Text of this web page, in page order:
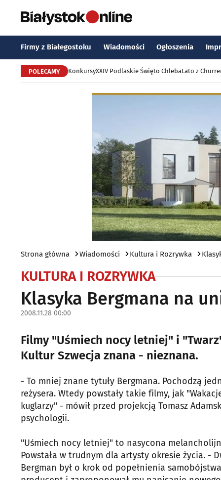
Firmy z Białegostoku Wiadomości Ogłoszenia
POLECAMY KonkursyXXIV Podlaskie Święto ChlebaLato z
Strona główna Wiadomości Kultura i Rozrywka
KULTURA I ROZRYWKA
Klasyka Bergmana na
2008.11.28 00:00
Filmy "Uśmiech nocy letniej" i
Kultur Szwecja znana - nieznana.
- To mniej znane tytuły Bergmana. Pochodzą
reżysera. Wtedy powstały takie filmy, jak
kuglarzy" - mówił przed projekcją Tomasz
psychologii.
"Uśmiech nocy letniej" to nasycona
Powstała w trudnym dla artysty okresie życia. -
Bergman był o krok od popełnienia